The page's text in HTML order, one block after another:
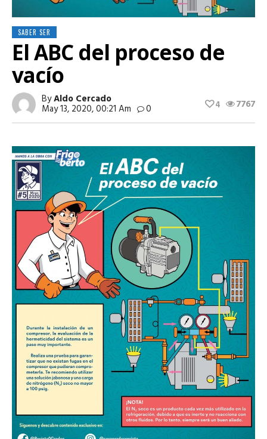
SABER SER
El ABC del proceso de
vacío
ByAldo Cercado
May 13, 2020, 00:21 Am 0 7767
4